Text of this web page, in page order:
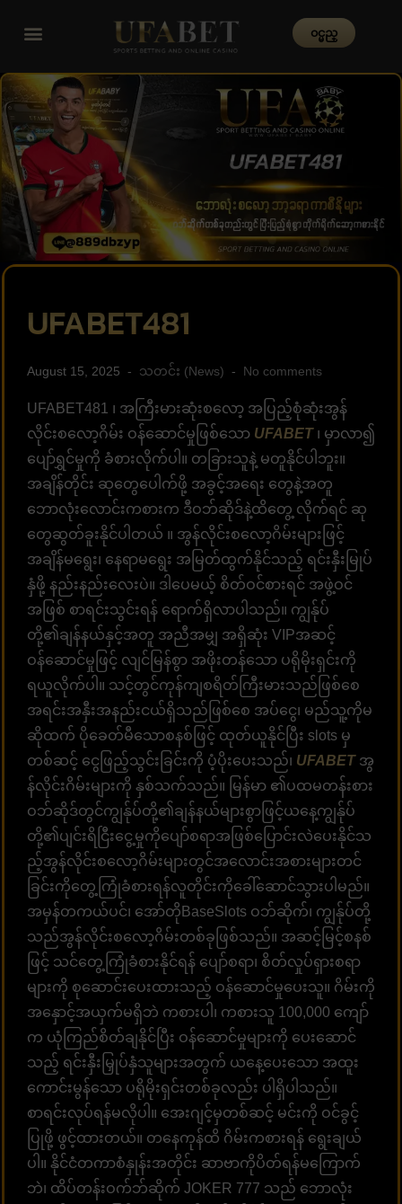
၀င္မည္
UFABET481
August 15, 2025 သတင်း (News) No comments
UFABET481 ၊ အကြီးမားဆုံးစလော့ အပြည့်စုံဆုံးအွန်
လိုင်းစလော့ဂိမ်း ဝန်ဆောင်မှုဖြစ်သော UFABET၊ မှာလာ၍
ပျော်ရွှင်မှုကို ခံစားလိုက်ပါ။ တခြားသူနဲ့ မတူနိုင်ပါဘူး။
အချိန်တိုင်း ဆုတွေပေါက်ဖို့ အခွင့်အရေး တွေနဲ့အတူ
ဘောလုံးလောင်းကစားက ဒီဝဘ်ဆိုဒ်နဲ့ထိတွေ့ လိုက်ရင် ဆု
တွေဆွတ်ခူးနိုင်ပါတယ် ။ အွန်လိုင်းစလော့ဂိမ်းများဖြင့်
အချိန်မရွေး၊ နေရာမရွေး အမြတ်ထွက်နိုင်သည့် ရင်းနှီးမြုပ်
နှံဖို့ နည်းနည်းလေးပဲ။ ဒါပေမယ့် စိတ်ဝင်စားရင် အဖွဲ့ဝင်
အဖြစ် စာရင်းသွင်းရန် ရောက်ရှိလာပါသည်။ ကျွန်ုပ်
တို့၏ချန်နယ်နှင့်အတူ အညီအမျှ အရှိဆုံး VIPအဆင့်
ဝန်ဆောင်မှုဖြင့် လျင်မြန်စွာ အဖိုးတန်သော ပရိုမိုးရှင်းကို
ရယူလိုက်ပါ။ သင့်တွင်ကုန်ကျစရိတ်ကြီးမားသည်ဖြစ်စေ
အရင်းအနှီးအနည်းငယ်ရှိသည်ဖြစ်စေ အပ်ငွေ၊ မည်သူ့ကိုမ
ဆိုထက် ပိုခေတ်မီသောစနစ်ဖြင့် ထုတ်ယူနိုင်ပြီး slots မှ
တစ်ဆင့် ငွေဖြည့်သွင်းခြင်းကို ပံ့ပိုးပေးသည်၊ UFABETအွ
န်လိုင်းဂိမ်းများကို နှစ်သက်သည်။ မြန်မာ ၏ပထမတန်းစား
ဝဘ်ဆိုဒ်တွင်ကျွန်ုပ်တို့၏ချန်နယ်များစွာဖြင့်ယနေ့ကျွန်ုပ်
တို့၏ပျင်းရိငြီးငွေ့မှုကိုပျော်စရာအဖြစ်ပြောင်းလဲပေးနိုင်သ
ည့်အွန်လိုင်းစလော့ဂိမ်းများတွင်အလောင်းအစားများတင်
ခြင်းကိုတွေ့ကြုံခံစားရန်လူတိုင်းကိုခေါ်ဆောင်သွားပါမည်။
အမှန်တကယ်ပင်၊ အော်တိုBaseSlots ဝဘ်ဆိုက်၊ ကျွန်ုပ်တို့
သည်အွန်လိုင်းစလော့ဂိမ်းတစ်ခုဖြစ်သည်။ အဆင့်မြင့်စနစ်
ဖြင့် သင်တွေ့ကြုံခံစားနိုင်ရန် ပျော်စရာ၊ စိတ်လှုပ်ရှားစရာ
များကို စုဆောင်းပေးထားသည့် ဝန်ဆောင်မှုပေးသူ။ ဂိမ်းကို
အနှောင့်အယှက်မရှိဘဲ ကစားပါ၊ ကစားသူ 100,000 ကျော်
က ယုံကြည်စိတ်ချနိုင်ပြီး ဝန်ဆောင်မှုများကို ပေးဆောင်
သည့် ရင်းနှီးမြှုပ်နှံသူများအတွက် ယနေ့ပေးသော အထူး
ကောင်းမွန်သော ပရိုမိုးရှင်းတစ်ခုလည်း ပါရှိပါသည်။
စာရင်းလုပ်ရန်မလိုပါ။ အေးဂျင့်မှတစ်ဆင့် မင်းကို ဝင်ခွင့်
ပြုဖို့ ဖွင့်ထားတယ်။ တနေကုန်ထိ ဂိမ်းကစားရန် ရွေးချယ်
ပါ။ နိုင်ငံတကာစံနှုန်းအတိုင်း ဆာဗာကိုပိတ်ရန်မကြောက်
ဘဲ၊ ထိပ်တန်းဝက်ဘ်ဆိုက် JOKER 777 သည် ဘောလုံး